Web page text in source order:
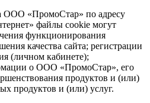
ООО «ПромоСтар» по адресу
файлы cookie могут
функционирования
качества сайта; регистрации
(личном кабинете);
о ООО «ПромоСтар», его
продуктов и (или)
продуктов и (или) услуг.